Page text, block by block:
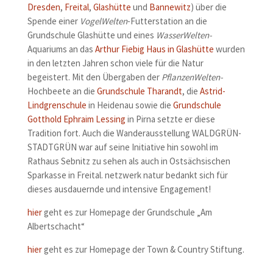
Dresden, Freital, Glashütte und Bannewitz) über die
Spende einer VogelWelten-Futterstation an die
Grundschule Glashütte und eines WasserWelten-
Aquariums an das Arthur Fiebig Haus in Glashütte wurden
in den letzten Jahren schon viele für die Natur
begeistert. Mit den Übergaben der PflanzenWelten-
Hochbeete an die Grundschule Tharandt, die Astrid-
Lindgrenschule in Heidenau sowie die Grundschule
Gotthold Ephraim Lessing in Pirna setzte er diese
Tradition fort. Auch die Wanderausstellung WALDGRÜN-
STADTGRÜN war auf seine Initiative hin sowohl im
Rathaus Sebnitz zu sehen als auch in Ostsächsischen
Sparkasse in Freital. netzwerk natur bedankt sich für
dieses ausdauernde und intensive Engagement!
hiergeht es zur Homepage der Grundschule „Am
Albertschacht“
hiergeht es zur Homepage der Town & Country Stiftung.